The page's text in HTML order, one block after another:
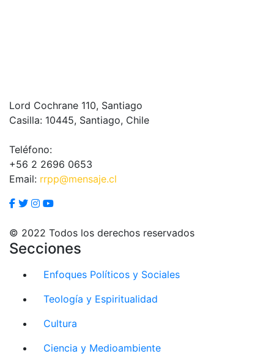
Lord Cochrane 110, Santiago
Casilla: 10445, Santiago, Chile
Teléfono:
+56 2 2696 0653
Email: rrpp@mensaje.cl
© 2022 Todos los derechos reservados
Secciones
Enfoques Políticos y Sociales
Teología y Espiritualidad
Cultura
Ciencia y Medioambiente